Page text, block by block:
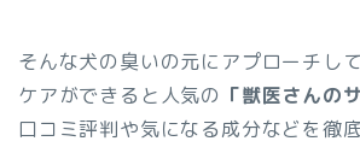
そんな犬の臭いの元にアプローチして
ケアができると人気の 「獣医さんの
口コミ評判や気になる成分などを徹